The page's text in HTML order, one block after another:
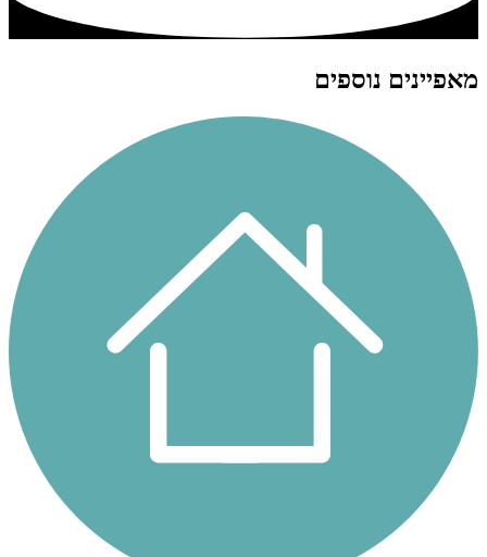
מאפיינים נוספים